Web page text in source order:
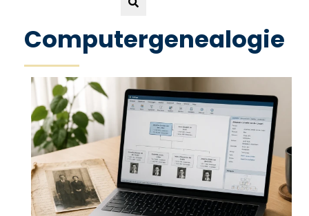
Computergenealogie